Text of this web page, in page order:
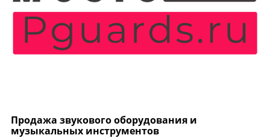
Продажа звукового оборудования и
музыкальных инструментов